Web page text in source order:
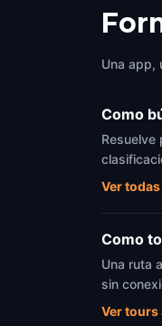
Una app,
Como
Resuelve
Ver
Como
Una ruta
sin
Ver tours